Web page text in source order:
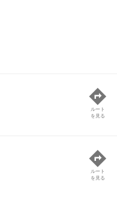
ルート
を見る
ルート
を見る